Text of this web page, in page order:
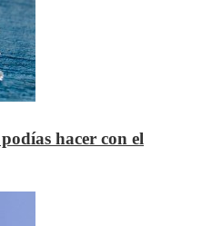
hacer con el